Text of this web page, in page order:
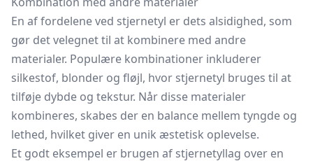
En af fordelene ved stjernetyl er dets alsidighed, som
gør det velegnet til at kombinere med andre
materialer. Populære kombinationer inkluderer
silkestof, blonder og fløjl, hvor stjernetyl bruges til at
tilføje dybde og tekstur. Når disse materialer
kombineres, skabes der en balance mellem tyngde og
lethed, hvilket giver en unik æstetisk oplevelse.
Et godt eksempel er brugen af stjernetyllag over en